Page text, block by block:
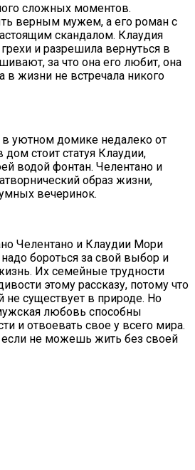
сложных моментов.
верным мужем, а его роман с
скандалом. Клаудия
и разрешила вернуться в
за что она его любит, она
в жизни не встречала никого
в уютном домике недалеко от
стоит статуя Клаудии,
водой фонтан. Челентано и
образ жизни,
вечеринок.
Челентано и Клаудии Мори
надо бороться за свой выбор и
Их семейные трудности
этому рассказу, потому что
существует в природе. Но
любовь способны
и отвоевать свое у всего мира.
если не можешь жить без своей